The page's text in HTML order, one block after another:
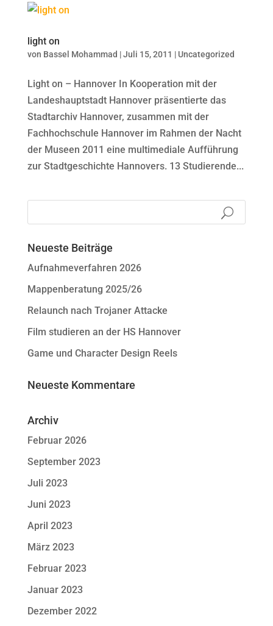
light on
von Bassel Mohammad |Juli 15, 2011 | Uncategorized
Light on – Hannover In Kooperation mit der
Landeshauptstadt Hannover präsentierte das
Stadtarchiv Hannover, zusammen mit der
Fachhochschule Hannover im Rahmen der Nacht
der Museen 2011 eine multimediale Aufführung
zur Stadtgeschichte Hannovers. 13 Studierende...
Neueste Beiträge
Aufnahmeverfahren 2026
Mappenberatung 2025/26
Relaunch nach Trojaner Attacke
Film studieren an der HS Hannover
Game und Character Design Reels
Neueste Kommentare
Archiv
Februar 2026
September 2023
Juli 2023
Juni 2023
April 2023
März 2023
Februar 2023
Januar 2023
Dezember 2022